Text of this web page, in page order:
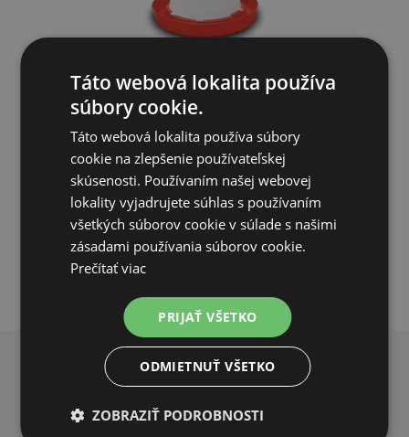
5,10€
2,11€
SKLADOM
PRIDAŤ DO KOŠÍKA
PREČO NAKUPOVAŤ U NÁS?
Táto webová lokalita používa
súbory cookie.
Táto webová lokalita používa súbory
cookie na zlepšenie používateľskej
skúsenosti. Používaním našej webovej
lokality vyjadrujete súhlas s používaním
všetkých súborov cookie v súlade s našimi
zásadami používania súborov cookie.
Prečítať viac
PRIJAŤ VŠETKO
ODMIETNUŤ VŠETKO
ZOBRAZIŤ PODROBNOSTI